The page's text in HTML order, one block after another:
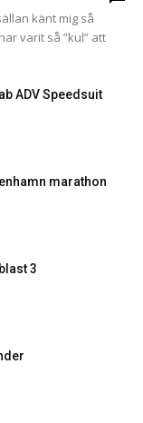
känt mig så
varit så ”kul” att
ADV Speedsuit
marathon
3